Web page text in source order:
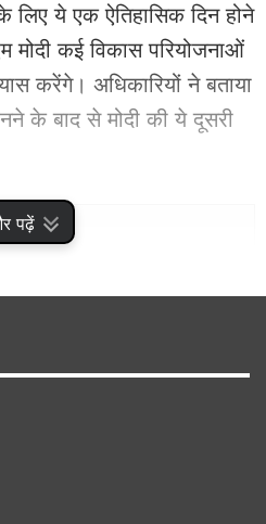
पढ़ें
ये एक ऐतिहासिक दिन होने
मोदी कई विकास परियोजनाओं
करेंगे। अधिकारियों ने बताया
के बाद से मोदी की ये दूसरी